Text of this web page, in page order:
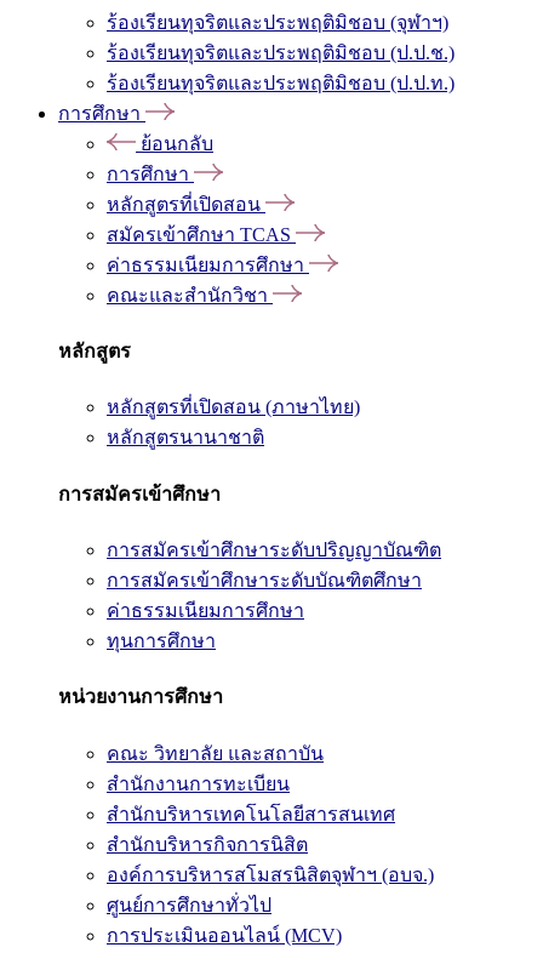
ร้องเรียนทุจริตและประพฤติมิชอบ (จุฬาฯ)
ร้องเรียนทุจริตและประพฤติมิชอบ (ป.ป.ช.)
ร้องเรียนทุจริตและประพฤติมิชอบ (ป.ป.ท.)
การศึกษา
ย้อนกลับ
การศึกษา
หลักสูตรที่เปิดสอน
สมัครเข้าศึกษา TCAS
ค่าธรรมเนียมการศึกษา
คณะและสำนักวิชา
หลักสูตร
หลักสูตรที่เปิดสอน (ภาษาไทย)
หลักสูตรนานาชาติ
การสมัครเข้าศึกษา
การสมัครเข้าศึกษาระดับปริญญาบัณฑิต
การสมัครเข้าศึกษาระดับบัณฑิตศึกษา
ค่าธรรมเนียมการศึกษา
ทุนการศึกษา
หน่วยงานการศึกษา
คณะ วิทยาลัย และสถาบัน
สำนักงานการทะเบียน
สำนักบริหารเทคโนโลยีสารสนเทศ
สำนักบริหารกิจการนิสิต
องค์การบริหารสโมสรนิสิตจุฬาฯ (อบจ.)
ศูนย์การศึกษาทั่วไป
การประเมินออนไลน์ (MCV)